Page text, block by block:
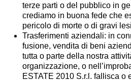
terze parti o del pubblico in
crediamo in buona fede che
pericolo di morte o di gravi
Trasferimenti aziendali: in
fusione, vendita di beni
tutta o parte della nostra
organizzazione, o
ESTATE 2010 S.r.l. fallisca o